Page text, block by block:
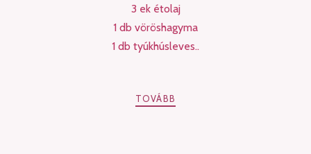
3 ek étolaj
1 db vöröshagyma
1 db tyúkhúsleves..
TOVÁBB